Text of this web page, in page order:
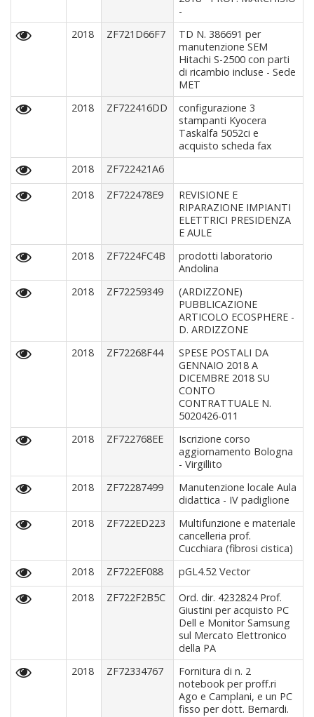
-
2018
ZF721D66F7
TD N. 386691 per
manutenzione SEM
Hitachi S-2500 con parti
di ricambio incluse - Sede
MET
2018
ZF722416DD
configurazione 3
stampanti Kyocera
Taskalfa 5052ci e
acquisto scheda fax
2018
ZF722421A6
2018
ZF722478E9
REVISIONE E
RIPARAZIONE IMPIANTI
ELETTRICI PRESIDENZA
E AULE
2018
ZF7224FC4B
prodotti laboratorio
Andolina
2018
ZF72259349
(ARDIZZONE)
PUBBLICAZIONE
ARTICOLO ECOSPHERE -
D. ARDIZZONE
2018
ZF72268F44
SPESE POSTALI DA
GENNAIO 2018 A
DICEMBRE 2018 SU
CONTO
CONTRATTUALE N.
5020426-011
2018
ZF722768EE
Iscrizione corso
aggiornamento Bologna
- Virgillito
2018
ZF72287499
Manutenzione locale Aula
didattica - IV padiglione
2018
ZF722ED223
Multifunzione e materiale
cancelleria prof.
Cucchiara (fibrosi cistica)
2018
ZF722EF088
pGL4.52 Vector
2018
ZF722F2B5C
Ord. dir. 4232824 Prof.
Giustini per acquisto PC
Dell e Monitor Samsung
sul Mercato Elettronico
della PA
2018
ZF72334767
Fornitura di n. 2
notebook per proff.ri
Ago e Camplani, e un PC
fisso per dott. Bernardi.